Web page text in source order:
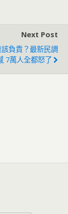
Next Post
負責？最新民調
7萬人全都怒了